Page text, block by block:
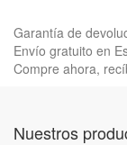
Garantía de
Envío gratuito en
Compre ahora,
Nuestros